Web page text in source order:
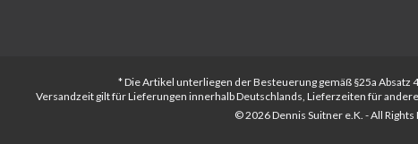
* Die Artikel unterliegen der Besteuerung gemäß §25a Absatz 4
Versandzeit gilt für Lieferungen innerhalb Deutschlands, Lieferzeiten für
© 2026 Dennis Suitner e.K. - All